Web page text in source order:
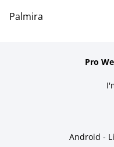
Palmira
Pro
Android -